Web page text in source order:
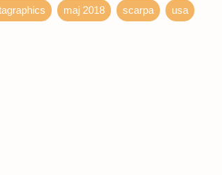
maj 2018 scarpa usa